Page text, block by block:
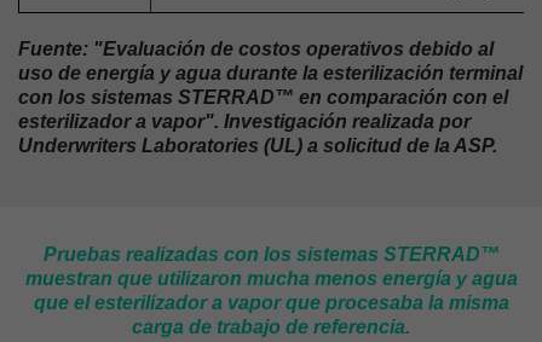
Fuente: "Evaluación de costos operativos debido al
uso de energía y agua durante la esterilización terminal
con los sistemas STERRAD™ en comparación con el
esterilizador a vapor". Investigación realizada por
Underwriters Laboratories (UL) a solicitud de la ASP.
Pruebas realizadas con los sistemas STERRAD™
muestran que utilizaron mucha menos energía y agua
que el esterilizador a vapor que procesaba la misma
carga de trabajo de referencia.